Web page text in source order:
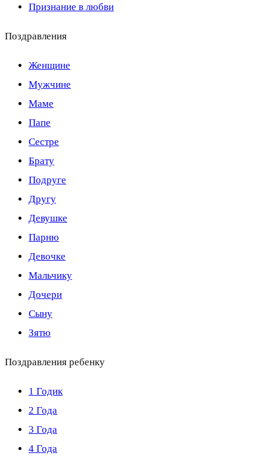
Признание в любви
Поздравления
Женщине
Мужчине
Маме
Папе
Сестре
Брату
Подруге
Другу
Девушке
Парню
Девочке
Мальчику
Дочери
Сыну
Зятю
Поздравления ребенку
1 Годик
2 Года
3 Года
4 Года